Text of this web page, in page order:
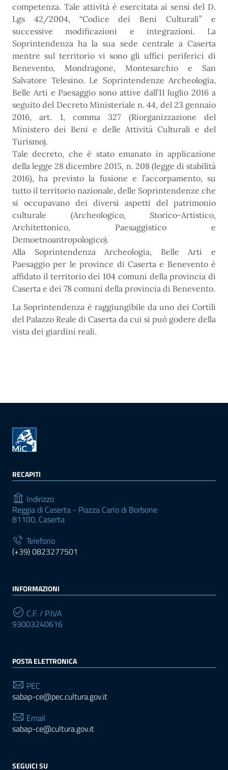
competenza. Tale attività è esercitata ai sensi del D.
Lgs 42/2004, “Codice dei Beni Culturali” e
successive modificazioni e integrazioni. La
Soprintendenza ha la sua sede centrale a Caserta
mentre sul territorio vi sono gli uffici periferici di
Benevento, Mondragone, Montesarchio e San
Salvatore Telesino. Le Soprintendenze Archeologia,
Belle Arti e Paesaggio sono attive dall’11 luglio 2016 a
seguito del Decreto Ministeriale n. 44, del 23 gennaio
2016, art. 1, comma 327 (Riorganizzazione del
Ministero dei Beni e delle Attività Culturali e del
Turismo).
Tale decreto, che è stato emanato in applicazione
della legge 28 dicembre 2015, n. 208 (legge di stabilità
2016), ha previsto la fusione e l’accorpamento, su
tutto il territorio nazionale, delle Soprintendenze che
si occupavano dei diversi aspetti del patrimonio
culturale (Archeologico, Storico-Artistico,
Architettonico, Paesaggistico e
Demoetnoantropologico).
Alla Soprintendenza Archeologia, Belle Arti e
Paesaggio per le province di Caserta e Benevento è
affidato il territorio dei 104 comuni della provincia di
Caserta e dei 78 comuni della provincia di Benevento.
La Soprintendenza è raggiungibile da uno dei Cortili
del Palazzo Reale di Caserta da cui si può godere della
vista dei giardini reali.
RECAPITI
Indirizzo
Reggia di Caserta - Piazza Carlo di Borbone
81100, Caserta
Telefono
(+39) 0823277501
INFORMAZIONI
C.F. / P.IVA
93003240616
POSTA ELETTRONICA
PEC
sabap-ce@pec.cultura.gov.it
Email
sabap-ce@cultura.gov.it
SEGUICI SU